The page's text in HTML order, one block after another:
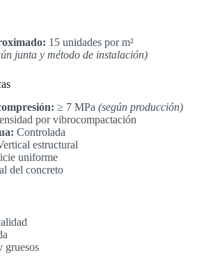
15 unidades por m²
junta y método de instalación)
≥ 7 MPa (según producción)
por vibrocompactación
Controlada
estructural
uniforme
del concreto
gruesos